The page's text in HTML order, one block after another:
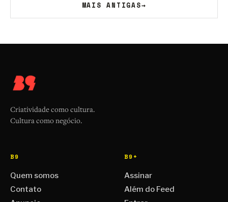
MAIS ANTIGAS→
Criatividade como cultura.
Cultura como negócio.
B9
Quem somos
Contato
B9+
Assinar
Além do Feed